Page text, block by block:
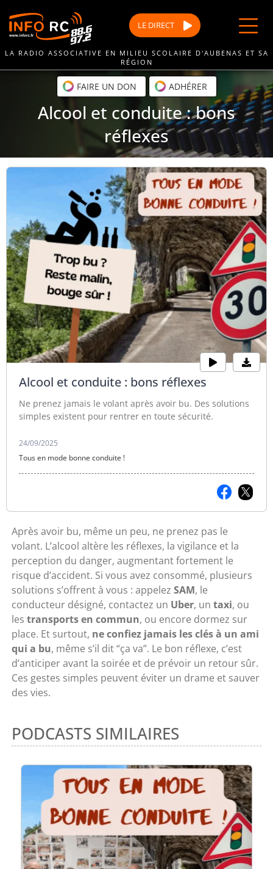
au
contenu
LE DIRECT
LA RADIO ASSOCIATIVE EN MILIEU SCOLAIRE D'AUBENAS ET SA
RÉGION
FAIRE UN DON ADHÉRER
Alcool et conduite : bons
réflexes
Alcool et conduite : bons réflexes
Ne prenez jamais le volant après avoir bu. Des solutions
simples existent pour rentrer en toute sécurité.
24/09/2025
Tous en mode bonne conduite !
Après avoir bu, même un peu, ne prenez pas le
volant. L’alcool altère les réflexes, la vigilance et la
perception du danger, augmentant fortement le
risque d’accident. Si vous avez consommé, plusieurs
solutions s’offrent à vous : appelezSAM, le
conducteur désigné, contactez un Uber, untaxi, ou
lestransports en commun, ou encore dormez sur
place. Et surtout, ne confiez jamais les clés à un ami
qui a bu, même s’il dit “ça va”. Le bon réflexe, c’est
d’anticiper avant la soirée et de prévoir un retour sûr.
Ces gestes simples peuvent éviter un drame et sauver
des vies.
PODCASTS SIMILAIRES